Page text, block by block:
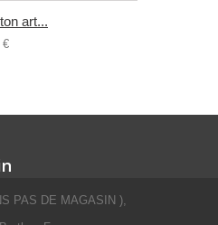
art...
€
PAS DE MAGASIN ),